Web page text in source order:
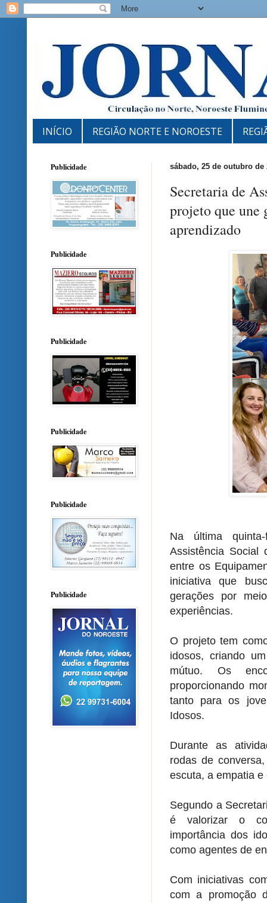
INÍCIO REGIÃO NORTE E NOROESTE
sábado, 25 de outubro de
Secretaria de
projeto que une
aprendizado
Na última
Assistência Social
entre os
iniciativa que
gerações por
experiências.
O projeto tem
idosos, criando
mútuo. Os
proporcionando
tanto para os
Idosos.
Durante as
rodas de
escuta, a empatia
Segundo a
é valorizar o
importância dos
como agentes de
Com iniciativas
com a promoção
Publicidade
Publicidade
Publicidade
Publicidade
Publicidade
Publicidade